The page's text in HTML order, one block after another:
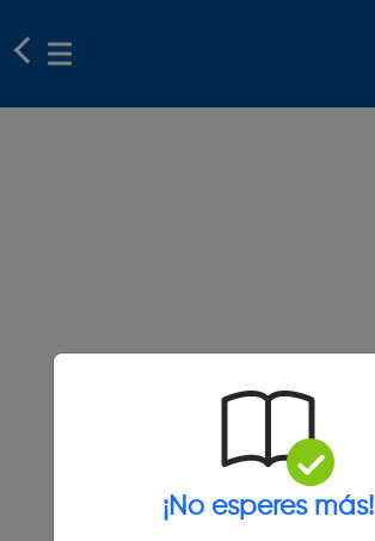
¡No esperes más!